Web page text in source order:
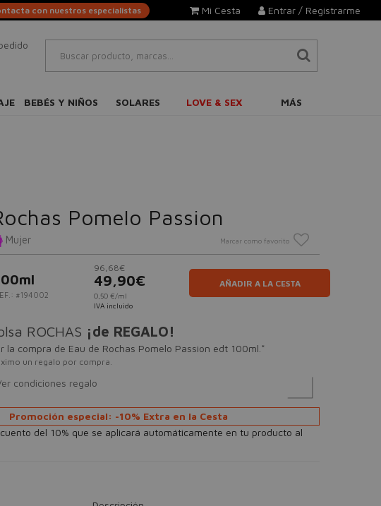
con nuestros especialistas Entrar / Registrarme
Mi Cesta
BEBÉS Y NIÑOS SOLARES LOVE & SEX MÁS
Pomelo Passion
Mujer Marcar como favorito
#194002
96,68€
49,90€
0,50 €/ml
IVA incluido
AÑADIR A LA CESTA
ROCHAS ¡de REGALO!
la compra de Eau de Rochas Pomelo Passion edt 100ml.*
un regalo por compra.
condiciones regalo
Promoción especial: -10% Extra en la Cesta
del 10% que se aplicará automáticamente en tu producto al